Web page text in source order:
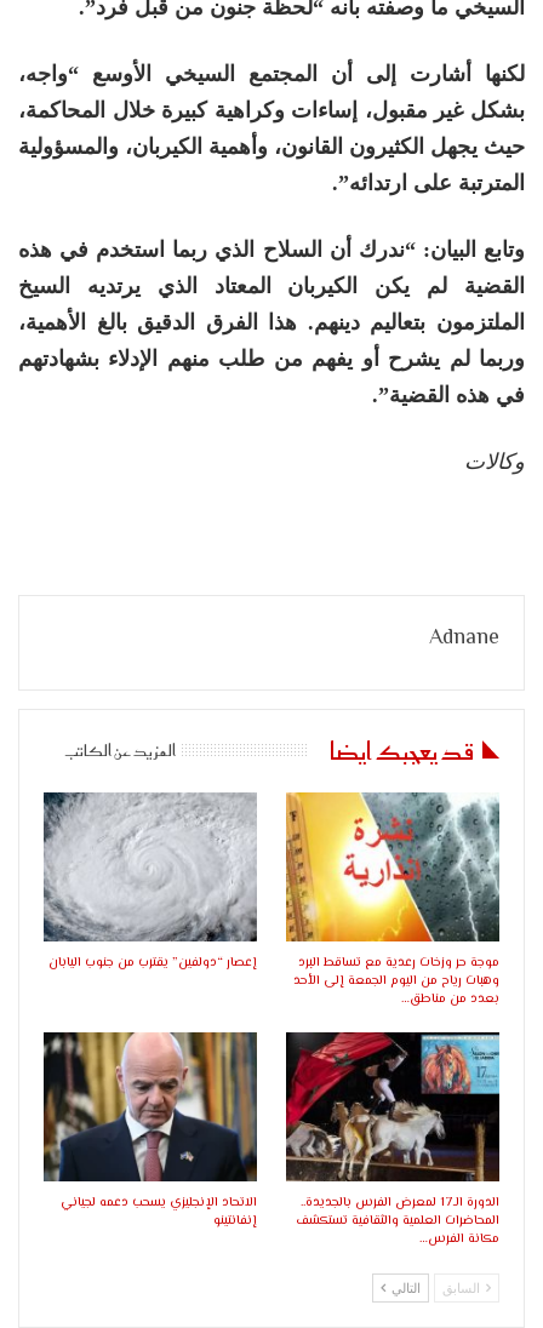
السيخي ما وصفته بأنه “لحظة جنون من قبل فرد”.
لكنها أشارت إلى أن المجتمع السيخي الأوسع “واجه،
بشكل غير مقبول، إساءات وكراهية كبيرة خلال المحاكمة،
حيث يجهل الكثيرون القانون، وأهمية الكيربان، والمسؤولية
المترتبة على ارتدائه”.
وتابع البيان: “ندرك أن السلاح الذي ربما استخدم في هذه
القضية لم يكن الكيربان المعتاد الذي يرتديه السيخ
الملتزمون بتعاليم دينهم. هذا الفرق الدقيق بالغ الأهمية،
وربما لم يشرح أو يفهم من طلب منهم الإدلاء بشهادتهم
في هذه القضية”.
وكالات
Adnane
قد يعجبك ايضا المزيد عن الكاتب
موجة حر وزخات رعدية مع تساقط البرد
وهبات رياح من اليوم الجمعة إلى الأحد
بعدد من مناطق…
إعصار “دولفين” يقترب من جنوب اليابان
الدورة الـ17 لمعرض الفرس بالجديدة..
المحاضرات العلمية والثقافية تستكشف
مكانة الفرس…
الاتحاد الإنجليزي يسحب دعمه لجياني
إنفانتينو
السابق التالي